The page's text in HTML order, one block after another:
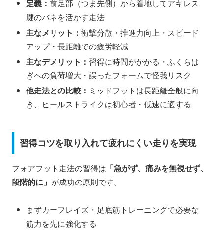
定義：前足部（つま先側）から着地してアキレス
腱のバネを活かす走法
主なメリット：衝撃分散・推進力向上・スピード
アップ・長距離での疲労軽減
主なデメリット： 習得に時間がかかる・ふくらは
ぎへの負荷増大・誤ったフォームで怪我リスク
他走法との比較： ミッドフットは長距離全般に向
き、ヒールストライクは初心者・低速に適する
習得コツを取り入れて疲れにくい走りを実現
フォアフット走法の習得は 「急がず、痛みを無視せず、
段階的に」 が成功の原則です。
まずカーフレイズ・足底筋トレーニングで必要な
筋力を先に強化する